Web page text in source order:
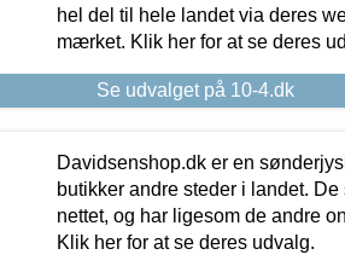
hel del til hele landet via deres
mærket. Klik her for at se deres
Se udvalget på 10-4.dk
Davidsenshop.dk er en
butikker andre steder i landet.
nettet, og har ligesom de andre
Klik her for at se deres udvalg.